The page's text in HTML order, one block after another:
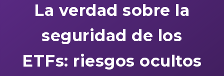
La verdad sobre la
seguridad de los
ETFs: riesgos ocultos